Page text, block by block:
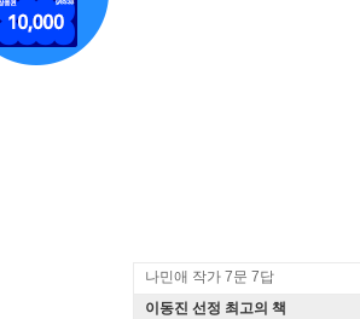
나민애 작가 7문 7답
이동진 선정 최고의 책